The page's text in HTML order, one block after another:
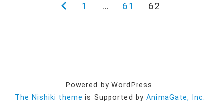
前1 … 61 62
Powered by WordPress.
The Nishiki theme is Supported byAnimaGate, Inc.